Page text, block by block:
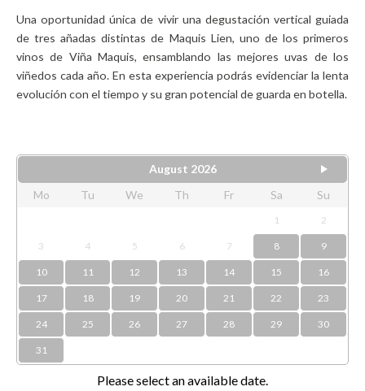
Una oportunidad única de vivir una degustación vertical guiada
de tres añadas distintas de Maquis Lien, uno de los primeros
vinos de Viña Maquis, ensamblando las mejores uvas de los
viñedos cada año. En esta experiencia podrás evidenciar la lenta
evolución con el tiempo y su gran potencial de guarda en botella.
August 2026
Mo
Tu We Th Fr Sa Su
1 2
3 4 5 6 7 8 9
10 11 12 13 14 15 16
17 18 19 20 21 22 23
24 25 26 27 28 29 30
31
Please select an available date.